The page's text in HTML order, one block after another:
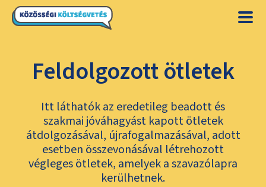
Feldolgozott ötletek
Itt láthatók az eredetileg beadott és
szakmai jóváhagyást kapott ötletek
átdolgozásával, újrafogalmazásával, adott
esetben összevonásával létrehozott
végleges ötletek, amelyek a szavazólapra
kerülhetnek.